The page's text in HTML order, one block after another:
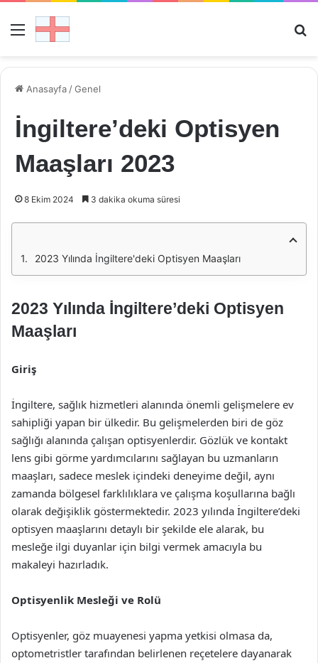
Menü
Anasayfa /Genel
İngiltere’deki Optisyen
Maaşları 2023
8 Ekim 2024 3 dakika okuma süresi
2023 Yılında İngiltere'deki Optisyen Maaşları
2023 Yılında İngiltere’deki Optisyen
Maaşları
Giriş
İngiltere, sağlık hizmetleri alanında önemli gelişmelere ev
sahipliği yapan bir ülkedir. Bu gelişmelerden biri de göz
sağlığı alanında çalışan optisyenlerdir. Gözlük ve kontakt
lens gibi görme yardımcılarını sağlayan bu uzmanların
maaşları, sadece meslek içindeki deneyime değil, aynı
zamanda bölgesel farklılıklara ve çalışma koşullarına bağlı
olarak değişiklik göstermektedir. 2023 yılında İngiltere’deki
optisyen maaşlarını detaylı bir şekilde ele alarak, bu
mesleğe ilgi duyanlar için bilgi vermek amacıyla bu
makaleyi hazırladık.
Optisyenlik Mesleği ve Rolü
Optisyenler, göz muayenesi yapma yetkisi olmasa da,
optometristler tarafından belirlenen reçetelere dayanarak